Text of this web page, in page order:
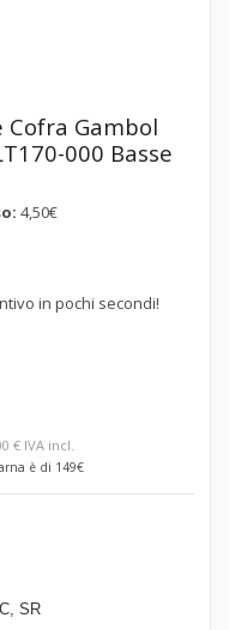
Gambol
000 Basse
4,50€
in pochi secondi!
€ IVA incl.
è di 149€
SR